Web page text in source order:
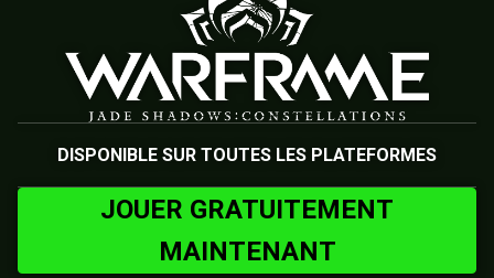
DISPONIBLE SUR TOUTES LES PLATEFORMES
JOUER GRATUITEMENT
MAINTENANT